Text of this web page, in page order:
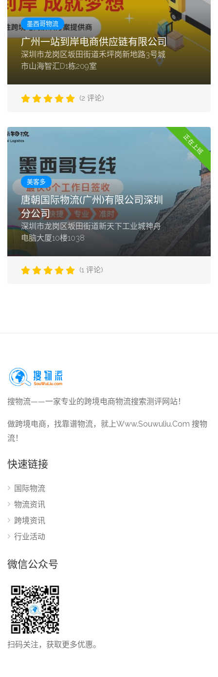
墨西哥物流
广州一站到岸电商供应链有限公司
深圳市龙岗区坂田街道禾坪岗新地路3号城
市山海智汇D1栋209室
(2 评论)
正在上班
美客多
唐朝国际物流(广州)有限公司深圳
分公司
深圳市龙岗区坂田街道新天下工业城神舟
电脑大厦10楼1038
(1 评论)
搜物流——一家专业的跨境电商物流搜索测评网站！
做跨境电商，找靠谱物流，就上Www.Souwuliu.Com 搜物
流！
快速链接
国际物流
物流资讯
跨境资讯
行业活动
微信公众号
扫码关注，获取更多优惠。